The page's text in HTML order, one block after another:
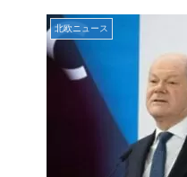
北欧ニュース